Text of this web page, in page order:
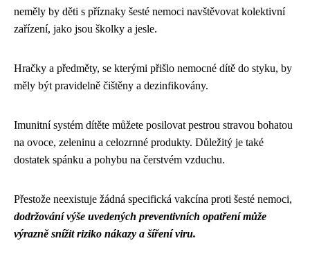
neměly by děti s příznaky šesté nemoci navštěvovat kolektivní
zařízení, jako jsou školky a jesle.
Hračky a předměty, se kterými přišlo nemocné dítě do styku, by
měly být pravidelně čištěny a dezinfikovány.
Imunitní systém dítěte můžete posilovat pestrou stravou bohatou
na ovoce, zeleninu a celozrnné produkty. Důležitý je také
dostatek spánku a pohybu na čerstvém vzduchu.
Přestože neexistuje žádná specifická vakcína proti šesté nemoci,
dodržování výše uvedených preventivních opatření může
výrazně snížit riziko nákazy a šíření viru.